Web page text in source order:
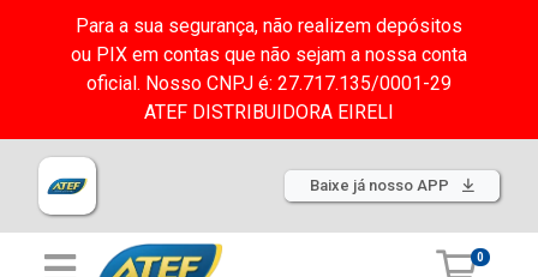
Para a sua segurança, não realizem depósitos
ou PIX em contas que não sejam a nossa conta
oficial. Nosso CNPJ é: 27.717.135/0001-29
ATEF DISTRIBUIDORA EIRELI
Baixe já nosso APP
0